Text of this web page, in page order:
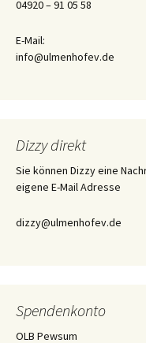
04920 – 91 05 58
E-Mail:
info@ulmenhofev.de
Dizzy direkt
Sie können Dizzy eine
eigene E-Mail Adresse
dizzy@ulmenhofev.de
Spendenkonto
OLB Pewsum